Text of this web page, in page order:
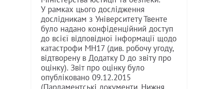
У рамках цього дослідження
дослідникам з Університету Твенте
було надано конфіденційний доступ
до всієї відповідної інформації щодо
катастрофи MH17 (див. робочу угоду,
відтворену в Додатку D до звіту про
оцінку). Звіт про оцінку було
опубліковано 09.12.2015